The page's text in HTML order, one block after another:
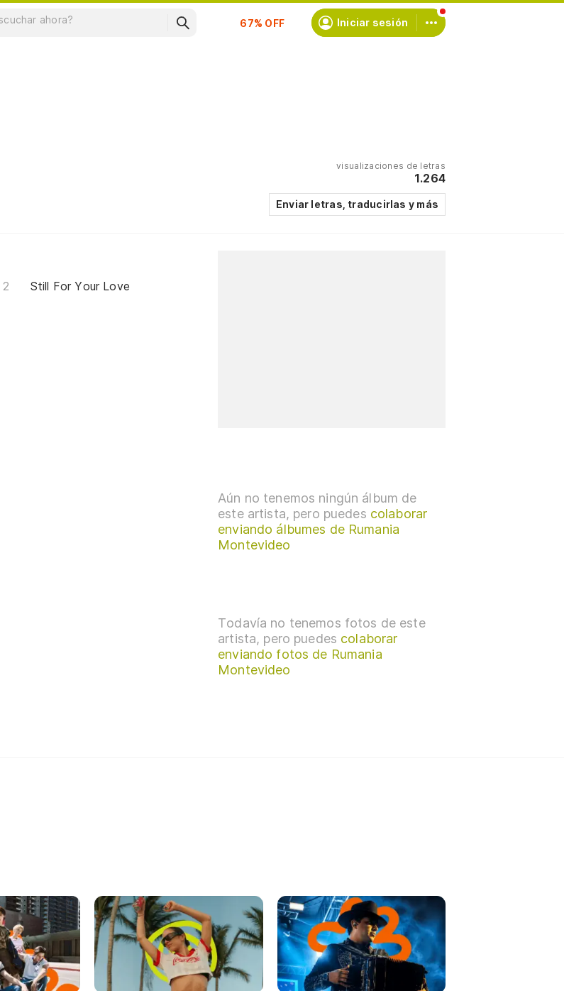
Suscríbete Iniciar sesión
visualizaciones de letras
1.264
Enviar letras, traducirlas y más
Still For Your Love
Aún no tenemos ningún álbum de
este artista, pero puedes colaborar
enviando álbumes de Rumania
Montevideo
Todavía no tenemos fotos de este
artista, pero puedes colaborar
enviando fotos de Rumania
Montevideo